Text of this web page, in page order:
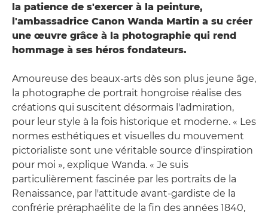
la patience de s'exercer à la peinture,
l'ambassadrice Canon Wanda Martin a su créer
une œuvre grâce à la photographie qui rend
hommage à ses héros fondateurs.
Amoureuse des beaux-arts dès son plus jeune âge,
la photographe de portrait hongroise réalise des
créations qui suscitent désormais l'admiration,
pour leur style à la fois historique et moderne. « Les
normes esthétiques et visuelles du mouvement
pictorialiste sont une véritable source d'inspiration
pour moi », explique Wanda. « Je suis
particulièrement fascinée par les portraits de la
Renaissance, par l'attitude avant-gardiste de la
confrérie préraphaélite de la fin des années 1840,